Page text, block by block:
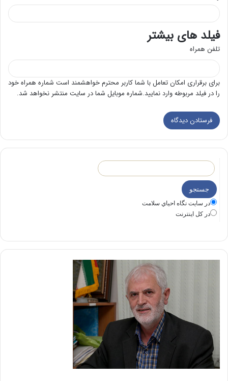
فیلد های بیشتر
تلفن همراه
برای برقراری امکان تعامل با شما کاربر محترم خواهشمند است شماره همراه خود
را در فیلد مربوطه وارد نمایید.شماره موبایل شما در سایت منتشر نخواهد شد.
در سايت نگاه احياي سلامت
در كل اينترنت